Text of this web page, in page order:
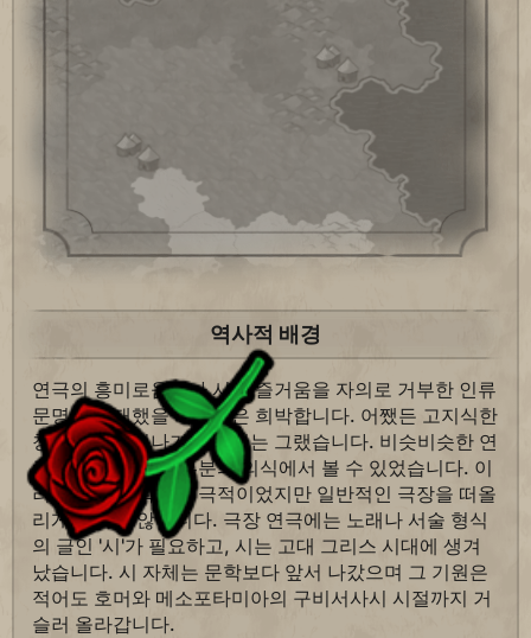
역사적 배경
연극의 흥미로움이나 시의 즐거움을 자의로 거부한 인류
문명이 존재했을 가능성은 희박합니다. 어쨌든 고지식한
청교도가 생겨나기 전까지는 그랬습니다. 비슷비슷한 연
극은 원시 문화 대부분의 의식에서 볼 수 있었습니다. 이
러한 예식은 확실히 극적이었지만 일반적인 극장을 떠올
리게 하지는 않습니다. 극장 연극에는 노래나 서술 형식
의 글인 '시'가 필요하고, 시는 고대 그리스 시대에 생겨
났습니다. 시 자체는 문학보다 앞서 나갔으며 그 기원은
적어도 호머와 메소포타미아의 구비서사시 시절까지 거
슬러 올라갑니다.